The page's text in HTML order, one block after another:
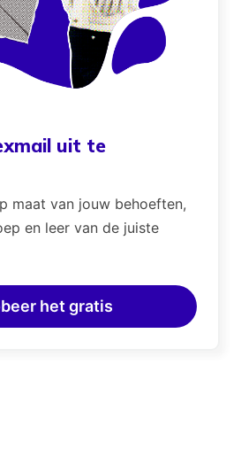
uit te
maat van jouw behoeften,
en leer van de juiste
het gratis